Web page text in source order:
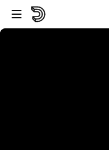
Oynatıcıya atla
Ana içeriğe atla